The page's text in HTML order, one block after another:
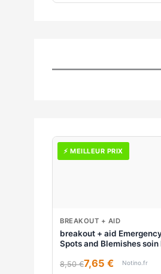
⚡ MEILLEUR PRIX
BREAKOUT + AID
breakout + aid
Spots and Blemishes
d'arbre à thé 72 pcs
8,50 €7,65 € Notino.fr